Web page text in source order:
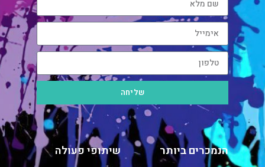
שליחה
הנמכרים ביותר שיתופי פעולה